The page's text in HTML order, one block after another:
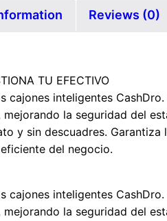
Reviews (0)
TU EFECTIVO
cajones inteligentes
la seguridad del
y sin descuadres.
del negocio.
cajones inteligentes
la seguridad del